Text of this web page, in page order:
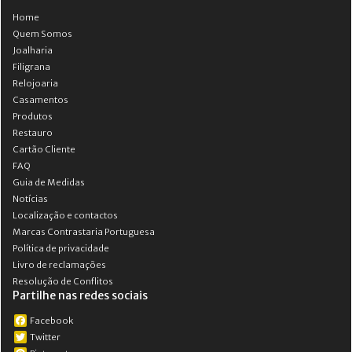
Home
Quem Somos
Joalharia
Filigrana
Relojoaria
Casamentos
Produtos
Restauro
Cartão Cliente
FAQ
Guia de Medidas
Notícias
Localização e contactos
Marcas Contrastaria Portuguesa
Política de privacidade
Livro de reclamações
Resolução de Conflitos
Partilhe nas redes sociais
Facebook
Twitter